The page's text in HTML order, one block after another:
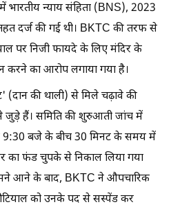
भारतीय न्याय संहिता (BNS), 2023
दर्ज की गई थी। BKTC की तरफ से
पर निजी फायदे के लिए मंदिर के
का आरोप लगाया गया है।
की थाली) से मिले चढ़ावे की
जुड़े हैं। समिति की शुरुआती जांच में
बजे के बीच 30 मिनट के समय में
का फंड चुपके से निकाल लिया गया
आने के बाद, BKTC ने औपचारिक
को उनके पद से सस्पेंड कर